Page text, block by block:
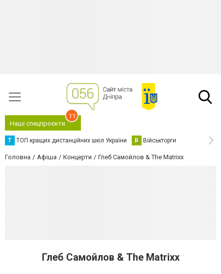
Наші спецпроєкти
11
Т ТОП кращих дистанційних шкіл України В Військторги
Головна Афіша Концерти Глеб Самойлов & The Matrixx
Глеб Самойлов & The Matrixx